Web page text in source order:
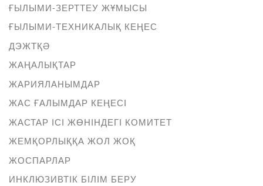
ҒЫЛЫМИ-ЗЕРТТЕУ ЖҰМЫСЫ
ҒЫЛЫМИ-ТЕХНИКАЛЫҚ КЕҢЕС
ДЭЖТҚӘ
ЖАҢАЛЫҚТАР
ЖАРИЯЛАНЫМДАР
ЖАС ҒАЛЫМДАР КЕҢЕСІ
ЖАСТАР ІСІ ЖӨНІНДЕГІ КОМИТЕТ
ЖЕМҚОРЛЫҚҚА ЖОЛ ЖОҚ
ЖОСПАРЛАР
ИНКЛЮЗИВТІК БІЛІМ БЕРУ